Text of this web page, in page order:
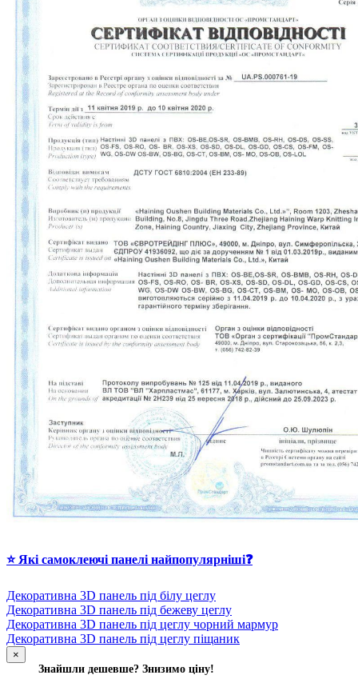
⭐ Які самоклеючі панелі найпопулярніші❓
Декоративна 3D панель під білу цеглу
Декоративна 3D панель під бежеву цеглу
Декоративна 3D панель під цеглу чорний мармур
Декоративна 3D панель під цеглу піщаник
×
Знайшли дешевше? Знизимо ціну!